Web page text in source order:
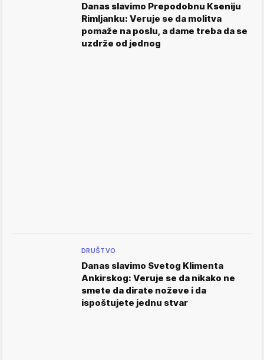
Danas slavimo Prepodobnu Kseniju
Rimljanku: Veruje se da molitva
pomaže na poslu, a dame treba da se
uzdrže od jednog
DRUŠTVO
Danas slavimo Svetog Klimenta
Ankirskog: Veruje se da nikako ne
smete da dirate noževe i da
ispoštujete jednu stvar